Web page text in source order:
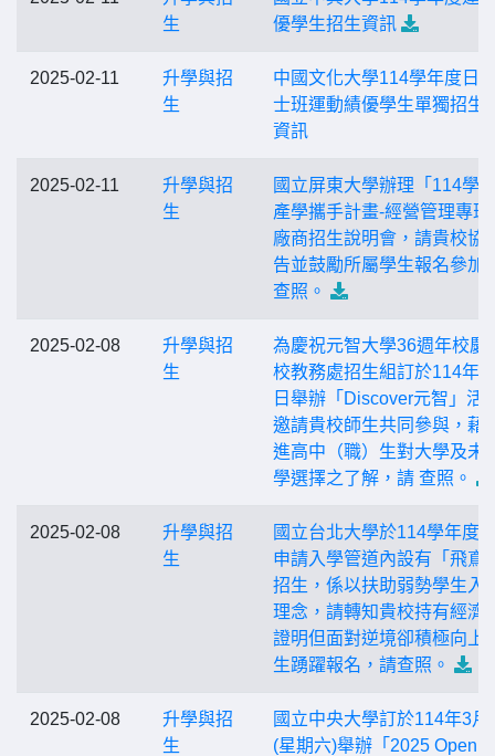
生
優學生招生資訊
2025-02-11
升學與招
生
中國文化大學114學年度日
士班運動績優學生單獨招生
資訊
2025-02-11
升學與招
生
國立屏東大學辦理「114學
產學攜手計畫-經營管理專班
廠商招生說明會，請貴校協
告並鼓勵所屬學生報名參加
查照。
2025-02-08
升學與招
生
為慶祝元智大學36週年校慶
校教務處招生組訂於114年3
日舉辦「Discover元智」活
邀請貴校師生共同參與，藉
進高中（職）生對大學及未
學選擇之了解，請 查照。
2025-02-08
升學與招
生
國立台北大學於114學年度
申請入學管道內設有「飛鳶
招生，係以扶助弱勢學生入
理念，請轉知貴校持有經濟
證明但面對逆境卻積極向上
生踴躍報名，請查照。
2025-02-08
升學與招
生
國立中央大學訂於114年3月
(星期六)舉辦「2025 Open